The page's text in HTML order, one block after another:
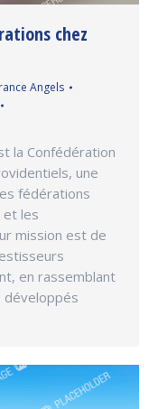
chez
Angels
la Confédération
une
fédérations
et les
mission est de
en rassemblant
développés